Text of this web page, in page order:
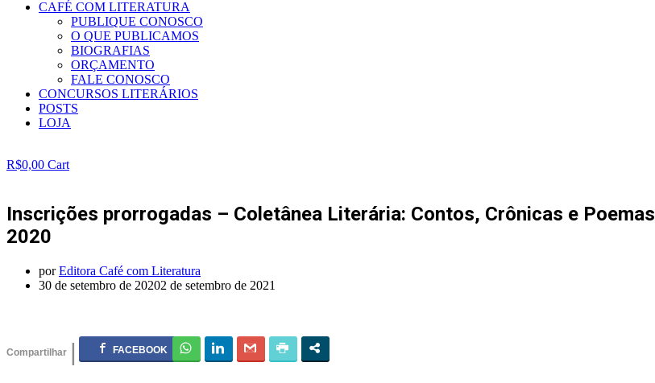
CAFÉ COM LITERATURA
PUBLIQUE CONOSCO
O QUE PUBLICAMOS
BIOGRAFIAS
ORÇAMENTO
FALE CONOSCO
CONCURSOS LITERÁRIOS
POSTS
LOJA
R$0,00 Cart
Inscrições prorrogadas – Coletânea Literária: Contos, Crônicas e Poemas
2020
porEditora Café com Literatura
30 de setembro de 20202 de setembro de 2021